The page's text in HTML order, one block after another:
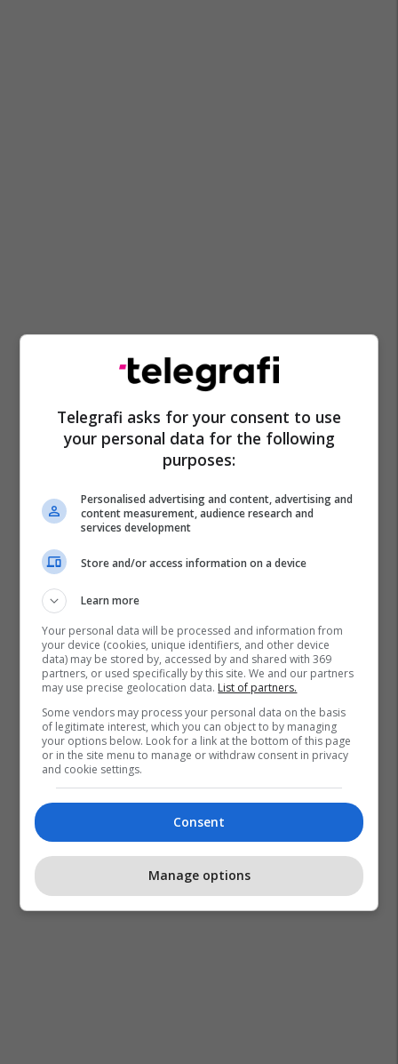
Gjermania Leipzig Aksident Me Fatalitet
Telegrafi asks for your consent to use
your personal data for the following
purposes:
Personalised advertising and content, advertising and
content measurement, audience research and
services development
Store and/or access information on a device
Learn more
Your personal data will be processed and information from
your device (cookies, unique identifiers, and other device
data) may be stored by, accessed by and shared with 369
partners, or used specifically by this site. We and our partners
may use precise geolocation data. List of partners.
Some vendors may process your personal data on the basis
of legitimate interest, which you can object to by managing
your options below. Look for a link at the bottom of this page
or in the site menu to manage or withdraw consent in privacy
and cookie settings.
Consent
Manage options